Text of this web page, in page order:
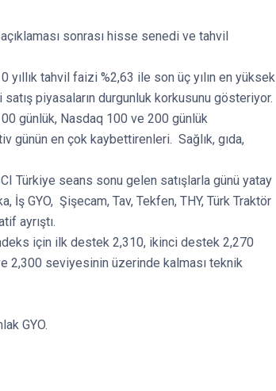
sonrası hisse senedi ve tahvil
yıllık tahvil faizi %2,63 ile son üç yılın en yüksek
piyasaların durgunluk korkusunu gösteriyor.
günlük, Nasdaq 100 ve 200 günlük
günün en çok kaybettirenleri. Sağlık, gıda,
Türkiye seans sonu gelen satışlarla günü yatay
İş GYO, Şişecam, Tav, Tekfen, THY, Türk Traktör
ayrıştı.
için ilk destek 2,310, ikinci destek 2,270
2,300 seviyesinin üzerinde kalması teknik
GYO.